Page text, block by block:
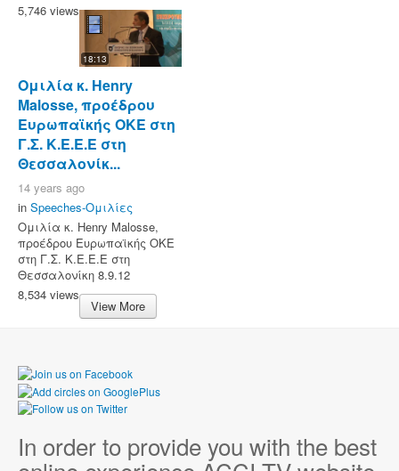
5,746 views
18:13
Ομιλία κ. Henry
Malosse, προέδρου
Ευρωπαϊκής ΟΚΕ στη
Γ.Σ. Κ.Ε.Ε.Ε στη
Θεσσαλονίκ...
14 years ago
in Speeches-Ομιλίες
Ομιλία κ. Henry Malosse,
προέδρου Ευρωπαϊκής ΟΚΕ
στη Γ.Σ. Κ.Ε.Ε.Ε στη
Θεσσαλονίκη 8.9.12
8,534 views
View More
In order to provide you with the best